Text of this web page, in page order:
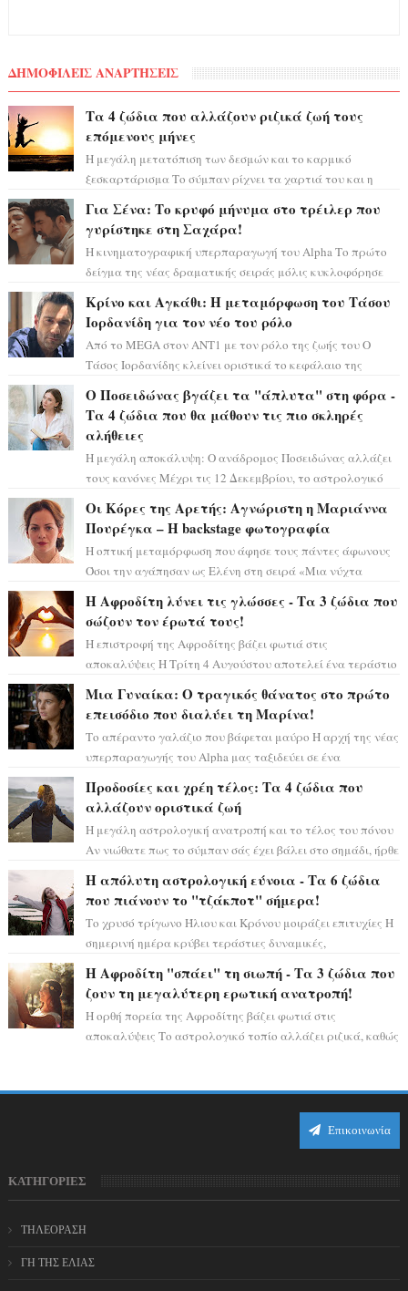
ΔΗΜΟΦΙΛΕΙΣ ΑΝΑΡΤΗΣΕΙΣ
Τα 4 ζώδια που αλλάζουν ριζικά ζωή τους
επόμενους μήνες
Η μεγάλη μετατόπιση των δεσμών και το καρμικό
ξεσκαρτάρισμα Το σύμπαν ρίχνει τα χαρτιά του και η
Για Σένα: Το κρυφό μήνυμα στο τρέιλερ που
γυρίστηκε στη Σαχάρα!
Η κινηματογραφική υπερπαραγωγή του Alpha Το πρώτο
δείγμα της νέας δραματικής σειράς μόλις κυκλοφόρησε
Κρίνο και Αγκάθι: Η μεταμόρφωση του Τάσου
Ιορδανίδη για τον νέο του ρόλο
Από το MEGA στον ΑΝΤ1 με τον ρόλο της ζωής του Ο
Τάσος Ιορδανίδης κλείνει οριστικά το κεφάλαιο της
Ο Ποσειδώνας βγάζει τα "άπλυτα" στη φόρα -
Τα 4 ζώδια που θα μάθουν τις πιο σκληρές
αλήθειες
Η μεγάλη αποκάλυψη: Ο ανάδρομος Ποσειδώνας αλλάζει
τους κανόνες Μέχρι τις 12 Δεκεμβρίου, το αστρολογικό
Οι Κόρες της Αρετής: Αγνώριστη η Μαριάννα
Πουρέγκα – H backstage φωτογραφία
Η οπτική μεταμόρφωση που άφησε τους πάντες άφωνους
Όσοι την αγάπησαν ως Ελένη στη σειρά «Μια νύχτα
Η Αφροδίτη λύνει τις γλώσσες - Τα 3 ζώδια που
σώζουν τον έρωτά τους!
Η επιστροφή της Αφροδίτης βάζει φωτιά στις
αποκαλύψεις Η Τρίτη 4 Αυγούστου αποτελεί ένα τεράστιο
Μια Γυναίκα: Ο τραγικός θάνατος στο πρώτο
επεισόδιο που διαλύει τη Μαρίνα!
Το απέραντο γαλάζιο που βάφεται μαύρο Η αρχή της νέας
υπερπαραγωγής του Alpha μας ταξιδεύει σε ένα
Προδοσίες και χρέη τέλος: Τα 4 ζώδια που
αλλάζουν οριστικά ζωή
Η μεγάλη αστρολογική ανατροπή και το τέλος του πόνου
Αν νιώθατε πως το σύμπαν σάς έχει βάλει στο σημάδι, ήρθε
Η απόλυτη αστρολογική εύνοια - Τα 6 ζώδια
που πιάνουν το "τζάκποτ" σήμερα!
Το χρυσό τρίγωνο Ήλιου και Κρόνου μοιράζει επιτυχίες Η
σημερινή ημέρα κρύβει τεράστιες δυναμικές,
Η Αφροδίτη "σπάει" τη σιωπή - Τα 3 ζώδια που
ζουν τη μεγαλύτερη ερωτική ανατροπή!
Η ορθή πορεία της Αφροδίτης βάζει φωτιά στις
αποκαλύψεις Το αστρολογικό τοπίο αλλάζει ριζικά, καθώς
Επικοινωνία
ΚΑΤΗΓΟΡΙΕΣ
ΤΗΛΕΟΡΑΣΗ
ΓΗ ΤΗΣ ΕΛΙΑΣ